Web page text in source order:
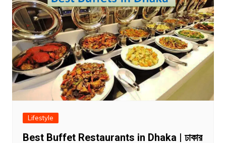
Lifestyle
Best Buffet Restaurants in Dhaka | ঢাকার